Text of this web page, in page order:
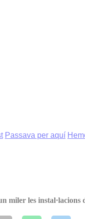
Passava per aquí
miler les instal·lacions